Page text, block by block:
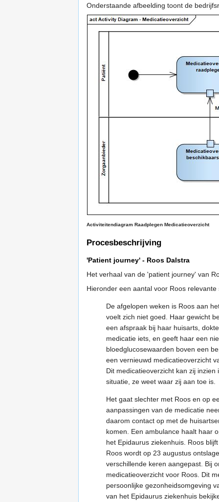
Onderstaande afbeelding toont de
Activiteitendiagram Raadplegen Medicatieoverzicht
Procesbeschrijving
'Patient journey' - Roos Dalstra
Het verhaal van de 'patient journey' van
Hieronder een aantal voor Roos
De afgelopen weken is Roos aan
voelt zich niet goed. Haar gewicht
een afspraak bij haar huisarts,
medicatie iets, en geeft haar een
bloedglucosewaarden boven een
een vernieuwd medicatieoverzicht
Dit medicatieoverzicht kan zij
situatie, ze weet waar zij aan toe is.
Het gaat slechter met Roos en op
aanpassingen van de medicatie
daarom contact op met de
komen. Een ambulance haalt haar
het Epidaurus ziekenhuis. Roos
Roos wordt op 23 augustus
verschillende keren aangepast. Bij
medicatieoverzicht voor Roos. Dit
persoonlijke gezonheidsomgeving
van het Epidaurus ziekenhuis